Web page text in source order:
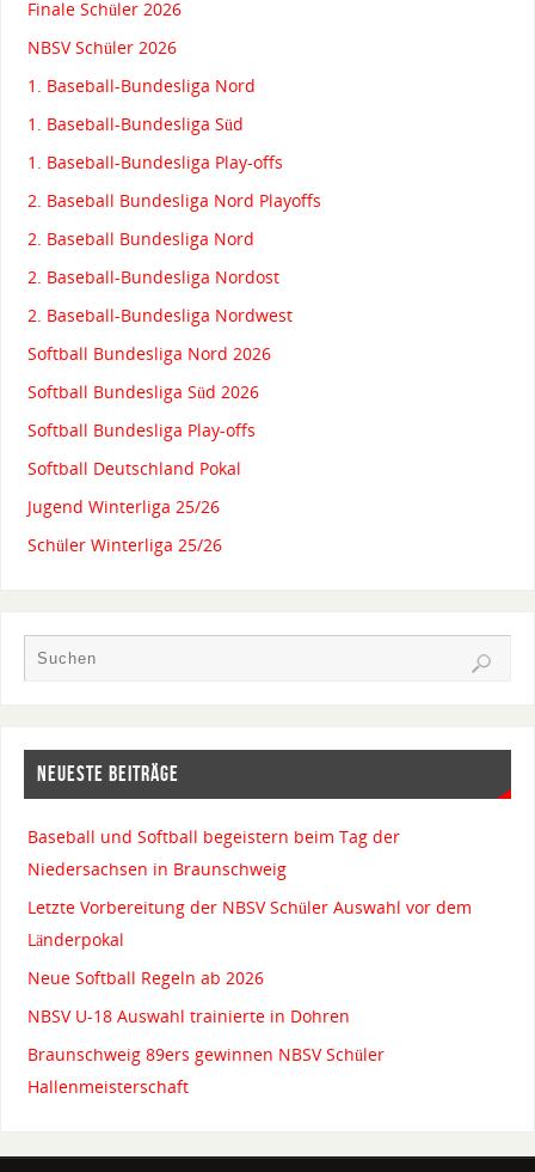
Finale Schüler 2026
NBSV Schüler 2026
1. Baseball-Bundesliga Nord
1. Baseball-Bundesliga Süd
1. Baseball-Bundesliga Play-offs
2. Baseball Bundesliga Nord Playoffs
2. Baseball Bundesliga Nord
2. Baseball-Bundesliga Nordost
2. Baseball-Bundesliga Nordwest
Softball Bundesliga Nord 2026
Softball Bundesliga Süd 2026
Softball Bundesliga Play-offs
Softball Deutschland Pokal
Jugend Winterliga 25/26
Schüler Winterliga 25/26
NEUESTE BEITRÄGE
Baseball und Softball begeistern beim Tag der
Niedersachsen in Braunschweig
Letzte Vorbereitung der NBSV Schüler Auswahl vor dem
Länderpokal
Neue Softball Regeln ab 2026
NBSV U-18 Auswahl trainierte in Dohren
Braunschweig 89ers gewinnen NBSV Schüler
Hallenmeisterschaft